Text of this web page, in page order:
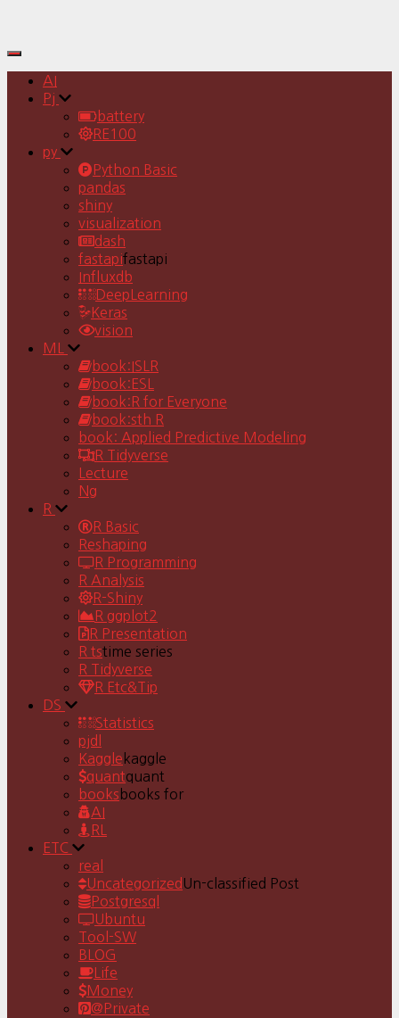
Toggle
Navigation
AI
Pj
battery
RE100
py
Python Basic
pandas
shiny
visualization
dash
fastapifastapi
Influxdb
DeepLearning
Keras
vision
ML
book:ISLR
book:ESL
book:R for Everyone
book:sth R
book: Applied Predictive Modeling
R Tidyverse
Lecture
Ng
R
R Basic
Reshaping
R Programming
R Analysis
R-Shiny
R ggplot2
R Presentation
R tstime series
R Tidyverse
R Etc&Tip
DS
Statistics
pjdl
Kaggle kaggle
quantquant
books books for
AI
RL
ETC
real
Uncategorized Un-classified Post
Postgresql
Ubuntu
Tool-SW
BLOG
Life
Money
@Private